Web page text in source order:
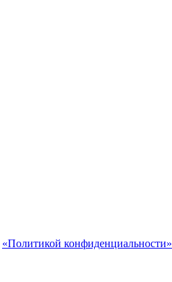
«Политикой конфиденциальности»